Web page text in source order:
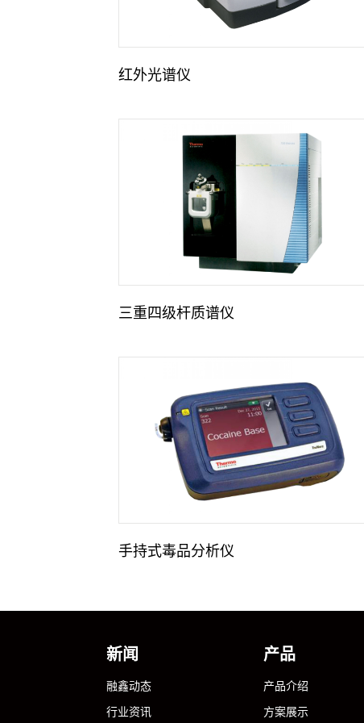
红外光谱仪
三重四级杆质谱仪
手持式毒品分析仪
新闻
融鑫动态
行业资讯
产品
产品介绍
方案展示